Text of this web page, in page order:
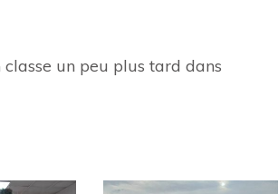
un peu plus tard dans